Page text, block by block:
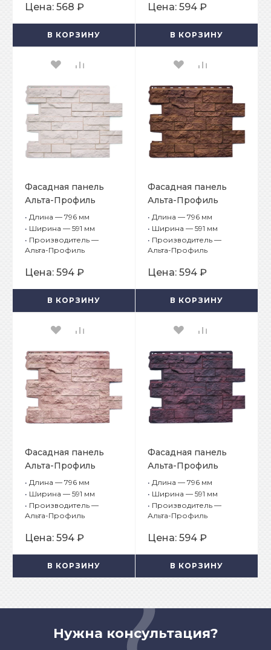
Цена: 568 ₽
В КОРЗИНУ
Цена: 594 ₽
В КОРЗИНУ
Фасадная панель
Альта-Профиль
Камень
Шотландский
Абердин
• Длина — 796 мм
• Ширина — 591 мм
• Производитель —
Альта-Профиль
Цена: 594 ₽
В КОРЗИНУ
Фасадная панель
Альта-Профиль
Камень
Шотландский
Блэкберн
• Длина — 796 мм
• Ширина — 591 мм
• Производитель —
Альта-Профиль
Цена: 594 ₽
В КОРЗИНУ
Фасадная панель
Альта-Профиль
Камень
Шотландский
Линвуд
• Длина — 796 мм
• Ширина — 591 мм
• Производитель —
Альта-Профиль
Цена: 594 ₽
В КОРЗИНУ
Фасадная панель
Альта-Профиль
Камень
Шотландский Глазго
• Длина — 796 мм
• Ширина — 591 мм
• Производитель —
Альта-Профиль
Цена: 594 ₽
В КОРЗИНУ
Нужна консультация?